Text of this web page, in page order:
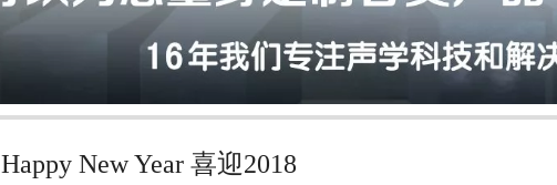
Happy New Year 喜迎2018